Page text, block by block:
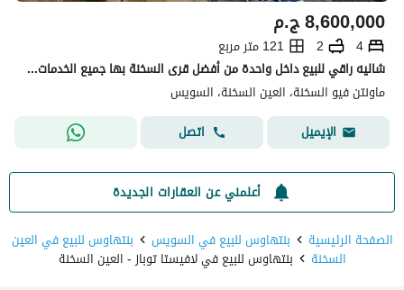
ج.م8,600,000
4
2
121 متر مربع
شاليه راقي للبيع داخل واحدة من أفضل قرى السخنة بها جميع الخدمات قرية مونتن فيو العين السحنه بها مطاعم ,كافيهات ,حمامات سباحه, اكوا بارك للاطفال. . . . . . .
ماونتن فيو السخنة، العين السخنة، السويس
الإيميل
اتصل
أعلمني عن العقارات الجديدة
الصفحة الرئيسية
بنتهاوس للبيع في السويس بنتهاوس للبيع في العين
السخنة بنتهاوس للبيع في لافيستا توباز - العين السخنة